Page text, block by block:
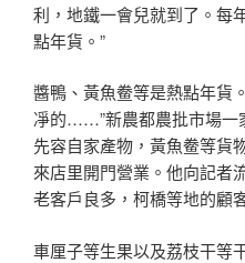
利，地鐵一會兒就到了。每
點年貨。”
醬鴨、黃魚鲞等是熱點年貨
凈的……”新農都農批市場一
先容自家產物，黃魚鲞等貨
來店里開門營業。他向記者
老客戶良多，柯橋等地的顧
車厘子等生果以及荔枝干等